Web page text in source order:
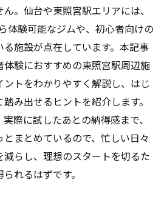
。仙台や東照宮駅エリアには、
体験可能なジムや、初心者向けの
施設が点在しています。本記事
験におすすめの東照宮駅周辺施
トをわかりやすく解説し、はじ
み出せるヒントを紹介します。
際に試したあとの納得感まで、
まとめているので、忙しい日々
らし、理想のスタートを切るた
れるはずです。